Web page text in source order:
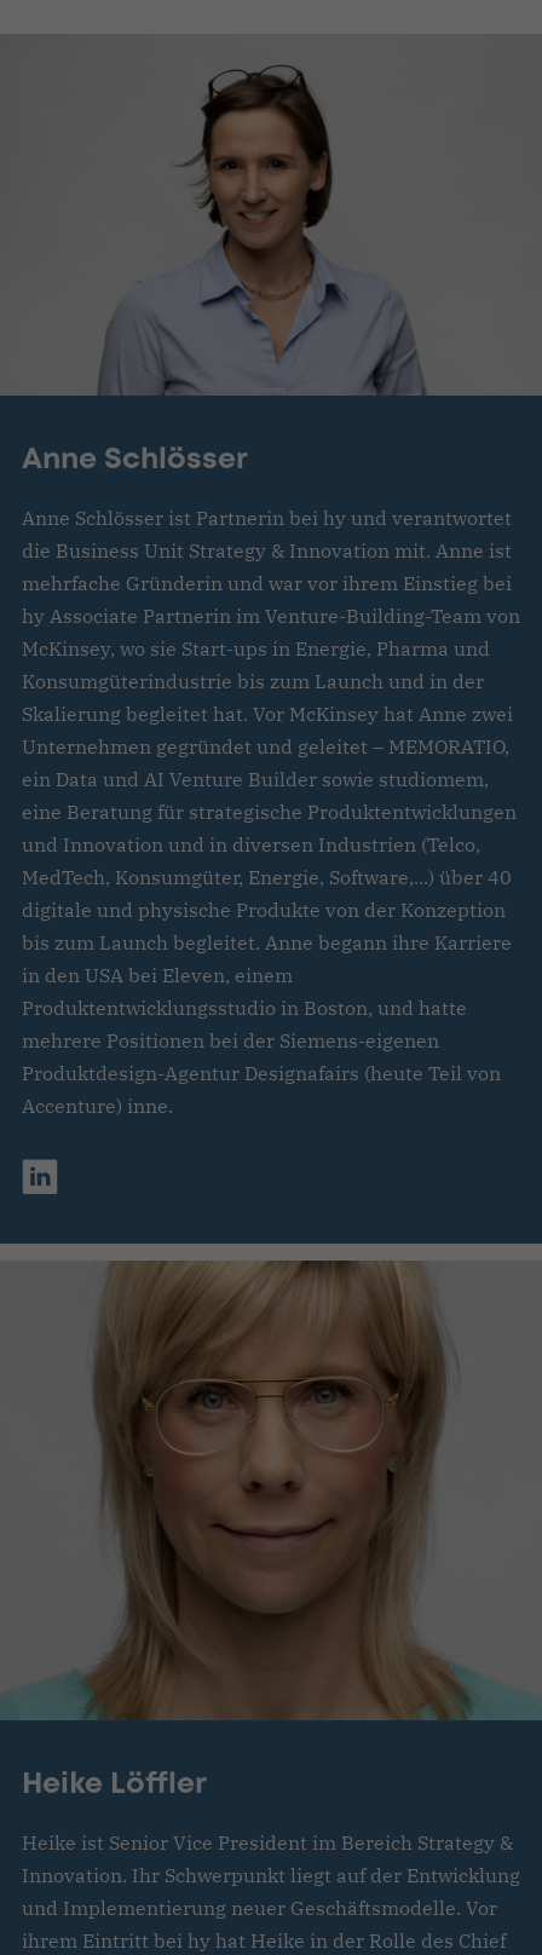
Anne Schlösser
Anne Schlösser ist Partnerin bei hy und verantwortet
die Business Unit Strategy & Innovation mit. Anne ist
mehrfache Gründerin und war vor ihrem Einstieg bei
hy Associate Partnerin im Venture-Building-Team von
McKinsey, wo sie Start-ups in Energie, Pharma und
Konsumgüterindustrie bis zum Launch und in der
Skalierung begleitet hat. Vor McKinsey hat Anne zwei
Unternehmen gegründet und geleitet – MEMORATIO,
ein Data und AI Venture Builder sowie studiomem,
eine Beratung für strategische Produktentwicklungen
und Innovation und in diversen Industrien (Telco,
MedTech, Konsumgüter, Energie, Software,...) über 40
digitale und physische Produkte von der Konzeption
bis zum Launch begleitet. Anne begann ihre Karriere
in den USA bei Eleven, einem
Produktentwicklungsstudio in Boston, und hatte
mehrere Positionen bei der Siemens-eigenen
Produktdesign-Agentur Designafairs (heute Teil von
Accenture) inne.
Heike Löffler
Heike ist Senior Vice President im Bereich Strategy &
Innovation. Ihr Schwerpunkt liegt auf der Entwicklung
und Implementierung neuer Geschäftsmodelle. Vor
ihrem Eintritt bei hy hat Heike in der Rolle des Chief